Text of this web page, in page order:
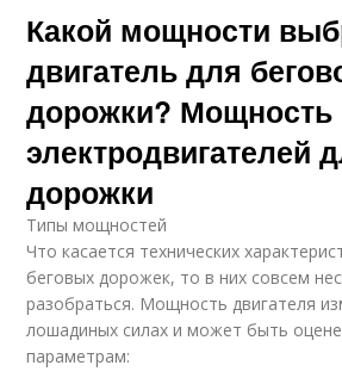
Какой мощности
двигатель для
дорожки? Мощность
электродвигателей
дорожки
Типы мощностей
Что касается технических
беговых дорожек, то в них совсем
разобраться. Мощность двигателя
лошадиных силах и может быть
параметрам: